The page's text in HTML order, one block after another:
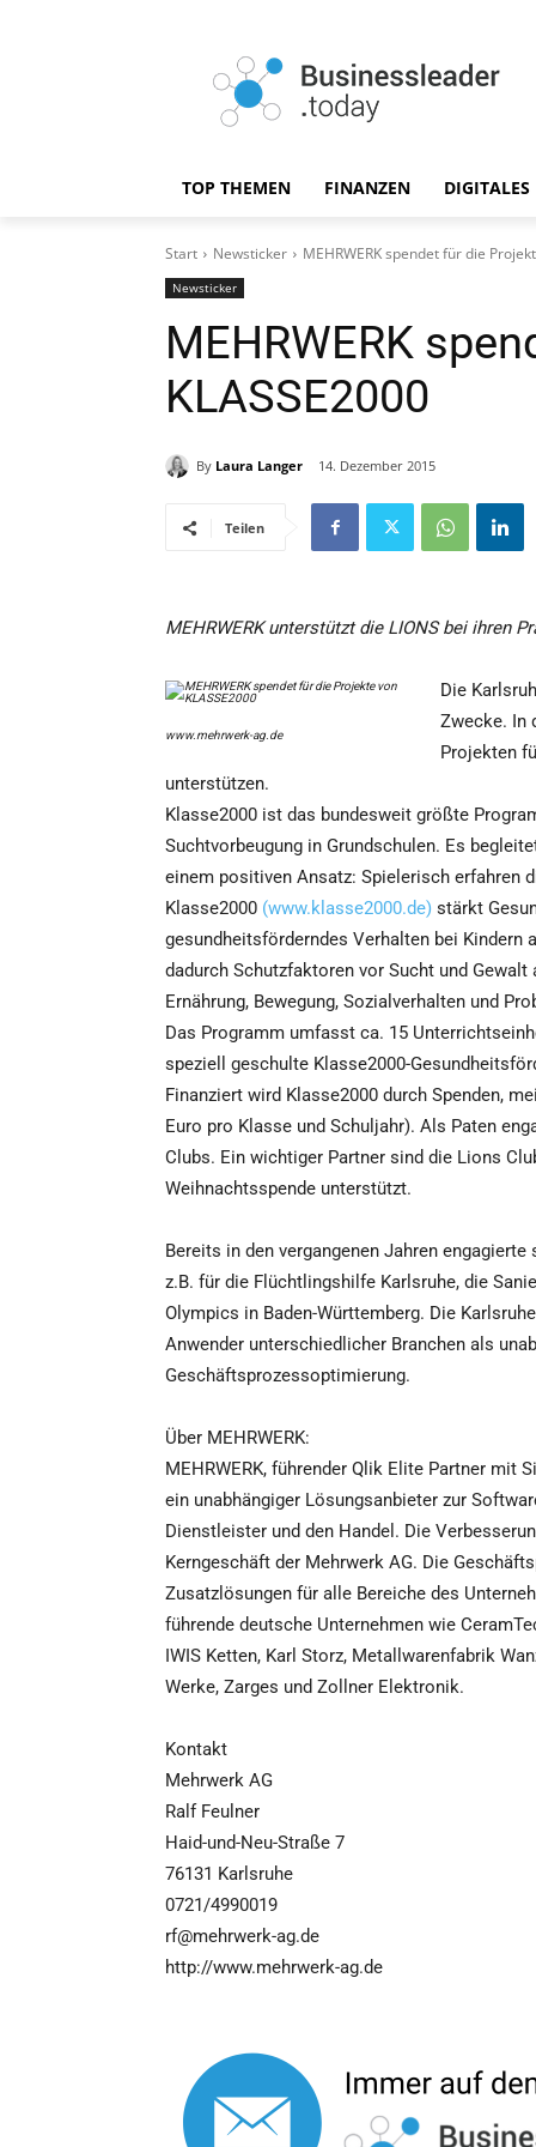
TOP THEMEN FINANZEN DIGITALES
Start Newsticker MEHRWERK spendet für die
Newsticker
MEHRWERK
KLASSE2000
By Laura Langer 14. Dezember 2015
Teilen
MEHRWERK unterstützt die LIONS bei ihren
www.mehrwerk-ag.de
Die
Zwecke. In
Projekten
unterstützen.
Klasse2000 ist das bundesweit größte
Suchtvorbeugung in Grundschulen. Es
einem positiven Ansatz: Spielerisch erfahren
Klasse2000 (www.klasse2000.de) stärkt
gesundheitsförderndes Verhalten bei Kindern
dadurch Schutzfaktoren vor Sucht und
Ernährung, Bewegung, Sozialverhalten und
Das Programm umfasst ca. 15
speziell geschulte Klasse2000-
Finanziert wird Klasse2000 durch Spenden,
Euro pro Klasse und Schuljahr). Als Paten
Clubs. Ein wichtiger Partner sind die Lions
Weihnachtsspende unterstützt.
Bereits in den vergangenen Jahren
z.B. für die Flüchtlingshilfe Karlsruhe, die
Olympics in Baden-Württemberg. Die
Anwender unterschiedlicher Branchen als
Geschäftsprozessoptimierung.
Über MEHRWERK:
MEHRWERK, führender Qlik Elite Partner mit
ein unabhängiger Lösungsanbieter zur
Dienstleister und den Handel. Die
Kerngeschäft der Mehrwerk AG. Die
Zusatzlösungen für alle Bereiche des
führende deutsche Unternehmen wie
IWIS Ketten, Karl Storz, Metallwarenfabrik
Werke, Zarges und Zollner Elektronik.
Kontakt
Mehrwerk AG
Ralf Feulner
Haid-und-Neu-Straße 7
76131 Karlsruhe
0721/4990019
rf@mehrwerk-ag.de
http://www.mehrwerk-ag.de